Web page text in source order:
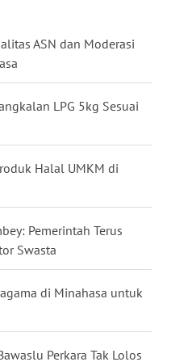
ASN dan Moderasi
LPG 5kg Sesuai
Halal UMKM di
Pemerintah Terus
Swasta
di Minahasa untuk
Perkara Tak Lolos